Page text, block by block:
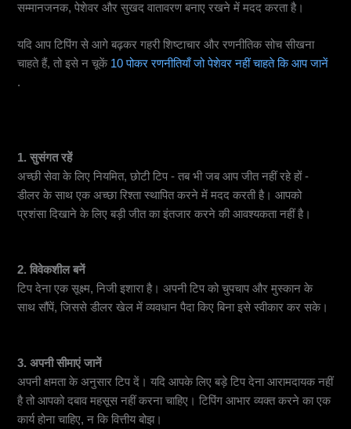
सम्मानजनक, पेशेवर और सुखद वातावरण बनाए रखने में मदद करता है।
यदि आप टिपिंग से आगे बढ़कर गहरी शिष्टाचार और रणनीतिक सोच सीखना
चाहते हैं, तो इसे न चूकें 10 पोकर रणनीतियाँ जो पेशेवर नहीं चाहते कि आप जानें
.
1. सुसंगत रहें
अच्छी सेवा के लिए नियमित, छोटी टिप - तब भी जब आप जीत नहीं रहे हों -
डीलर के साथ एक अच्छा रिश्ता स्थापित करने में मदद करती है। आपको
प्रशंसा दिखाने के लिए बड़ी जीत का इंतजार करने की आवश्यकता नहीं है।
2. विवेकशील बनें
टिप देना एक सूक्ष्म, निजी इशारा है। अपनी टिप को चुपचाप और मुस्कान के
साथ सौंपें, जिससे डीलर खेल में व्यवधान पैदा किए बिना इसे स्वीकार कर सके।
3. अपनी सीमाएं जानें
अपनी क्षमता के अनुसार टिप दें। यदि आपके लिए बड़े टिप देना आरामदायक नहीं
है तो आपको दबाव महसूस नहीं करना चाहिए। टिपिंग आभार व्यक्त करने का एक
कार्य होना चाहिए, न कि वित्तीय बोझ।